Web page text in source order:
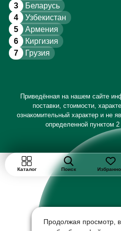
3 Беларусь
4 Узбекистан
5 Армения
6 Киргизия
7 Грузия
Приведённая на нашем сайте
поставки, стоимости,
ознакомительный характер и не
определенной пунктом
Каталог Поиск
Продолжая просмотр,